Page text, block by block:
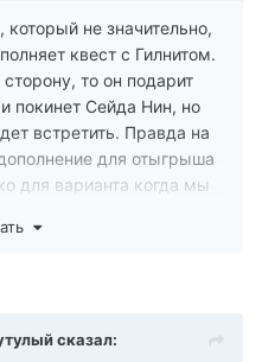
не значительно,
квест с Гилнитом.
то он подарит
покинет Сейда Нин, но
встретить. Правда на
для отыгрыша
для варианта когда мы
его хижину, если
Гилнита
сказал: